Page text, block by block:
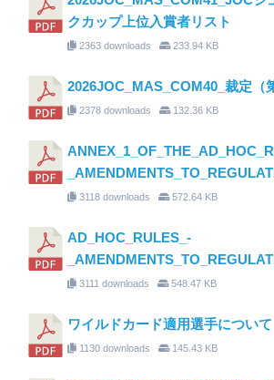
クカップ上位入賞者リスト
2363 downloads 233.94 KB
2026JOC_MAS_COM40_裁定（
2378 downloads 132.36 KB
3118 downloads 572.64 KB
AD_HOC_RULES_-
3111 downloads 548.47 KB
ワイルドカード適用選手について
1130 downloads 145.43 KB